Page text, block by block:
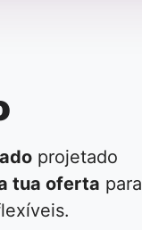
projetado
tua oferta para